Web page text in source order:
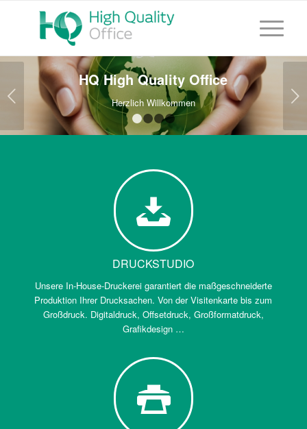
HQ High Quality Office
Herzlich Willkommen Weiter
1 2 3 4
DRUCKSTUDIO
Unsere In-House-Druckerei garantiert die maßgeschneiderte
Produktion Ihrer Drucksachen. Von der Visitenkarte bis zum
Großdruck. Digitaldruck, Offsetdruck, Großformatdruck,
Grafikdesign …